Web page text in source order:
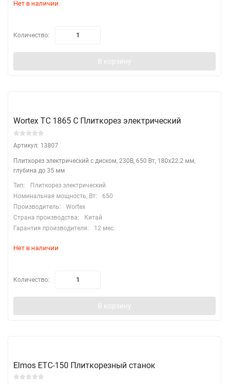
Нет в наличии
Количество:
В корзину
Wortex TC 1865 C Плиткорез электрический
Артикул: 13807
Плиткорез электрический с диском, 230В, 650 Вт, 180х22.2 мм,
глубина до 35 мм
Тип:
Плиткорез электрический
Номинальная мощность, Вт:
650
Производитель:
Wortex
Страна производства:
Китай
Гарантия производителя:
12 мес.
Нет в наличии
Количество:
В корзину
Elmos ETC-150 Плиткорезный станок